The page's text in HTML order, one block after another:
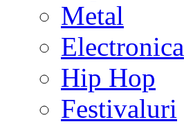
Metal
Electronica
Hip Hop
Festivaluri